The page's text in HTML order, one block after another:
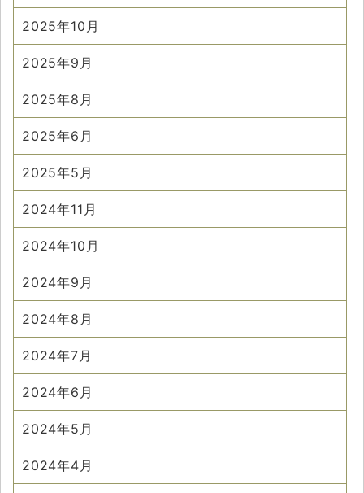
2025年10月
2025年9月
2025年8月
2025年6月
2025年5月
2024年11月
2024年10月
2024年9月
2024年8月
2024年7月
2024年6月
2024年5月
2024年4月